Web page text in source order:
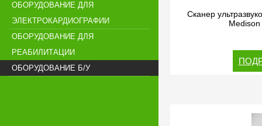
ОБОРУДОВАНИЕ ДЛЯ
ЭЛЕКТРОКАРДИОГРАФИИ
ОБОРУДОВАНИЕ ДЛЯ
РЕАБИЛИТАЦИИ
ОБОРУДОВАНИЕ Б/У
Сканер
Medison